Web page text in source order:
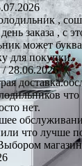
,
заказа , с
может
для покупки.
/ 28.06.2026
нет.
что лучше